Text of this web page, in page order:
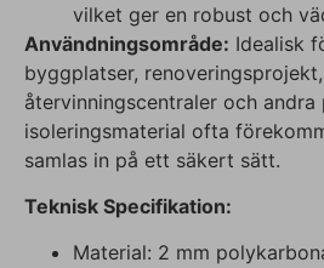
vilket ger en robust och
Användningsområde: Idealisk
byggplatser, renoveringsprojekt,
återvinningscentraler och andra
isoleringsmaterial ofta
samlas in på ett säkert sätt.
Teknisk Specifikation:
Material: 2 mm